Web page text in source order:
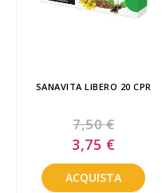
SANAVITA LIBERO 20 CPR
7,50 €
Special
Price
3,75 €
ACQUISTA